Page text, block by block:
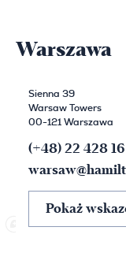
Warszawa
Sienna 39
Warsaw Towers
00-121 Warszawa
(+48) 22 428 16
Pokaż